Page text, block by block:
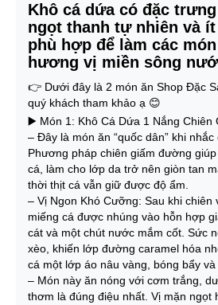
Khô cá dứa có đặc
ngọt thanh tự nhiên và
phù hợp để làm các
hương vị miền sông
👉 Dưới đây là 2 món ăn Shop Đặc
quý khách tham khảo ạ 😊
▶️ Món 1: Khô Cá Dứa 1 Nắng Chiên
– Đây là món ăn “quốc dân” khi nhắc
Phương pháp chiên giấm đường
cá, làm cho lớp da trở nên giòn tan
thời thịt cá vẫn giữ được độ ẩm.
– Vị Ngon Khó Cưỡng: Sau khi chiên
miếng cá được nhúng vào hỗn hợp
cát và một chút nước mắm cốt. Sức
xèo, khiến lớp đường caramel hóa
cá một lớp áo nâu vàng, bóng bẩy và
– Món này ăn nóng với cơm trắng,
thơm là đúng điệu nhất. Vị mặn ngọt